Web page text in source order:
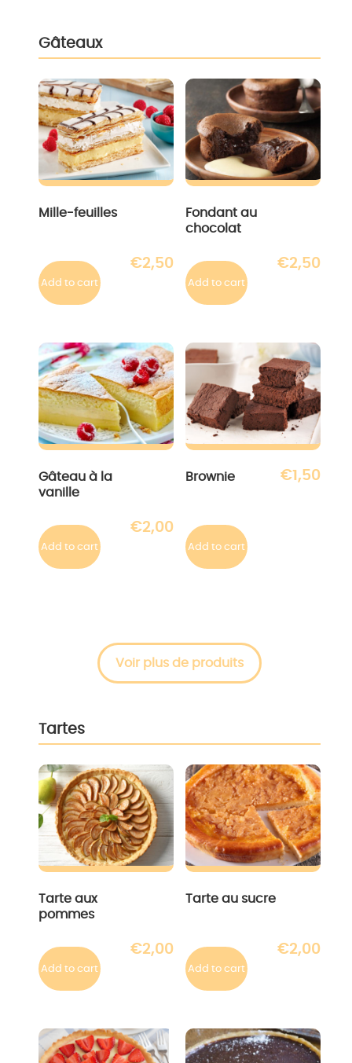
Gâteaux
Mille-feuilles
€2,50
Add to cart
Fondant au
chocolat
€2,50
Add to cart
Gâteau à la
vanille
€2,00
Add to cart
Brownie €1,50
Add to cart
Voir plus de produits
Tartes
Tarte aux
pommes
€2,00
Add to cart
Tarte au sucre
€2,00
Add to cart